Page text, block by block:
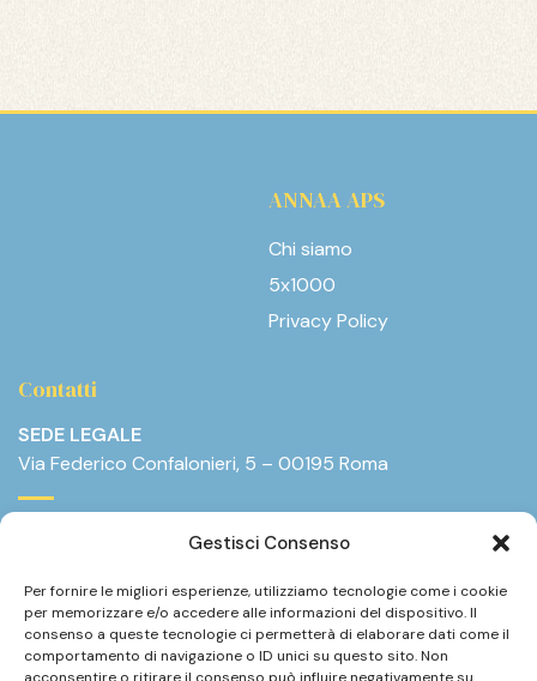
Gestisci Consenso
Per fornire le migliori esperienze, utilizziamo tecnologie come i cookie
per memorizzare e/o accedere alle informazioni del dispositivo. Il
consenso a queste tecnologie ci permetterà di elaborare dati come il
comportamento di navigazione o ID unici su questo sito. Non
ANNAA APS
Chi siamo
5x1000
Privacy Policy
Contatti
SEDE LEGALE
Via Federico Confalonieri, 5 – 00195 Roma
info@annaa.it